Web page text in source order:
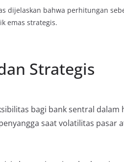
dijelaskan bahwa perhitungan
emas strategis.
Strategis
bagi bank sentral dalam
saat volatilitas pasar